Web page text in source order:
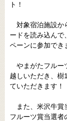
ト！
対象宿泊施設か
ードを読み込んで
ペーンに参加でき
やまがたフルー
越しいただき、樹
ていただきます！
また、米沢牛
フルーツ賞当選者